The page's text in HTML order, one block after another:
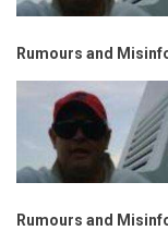
Rumours and
Rumours and